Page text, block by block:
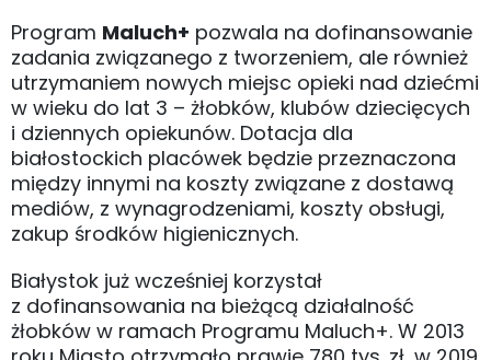
Program Maluch+ pozwala na dofinansowanie
zadania związanego z tworzeniem, ale również
utrzymaniem nowych miejsc opieki nad dziećmi
w wieku do lat 3 – żłobków, klubów dziecięcych
i dziennych opiekunów. Dotacja dla
białostockich placówek będzie przeznaczona
między innymi na koszty związane z dostawą
mediów, z wynagrodzeniami, koszty obsługi,
zakup środków higienicznych.
Białystok już wcześniej korzystał
z dofinansowania na bieżącą działalność
żłobków w ramach Programu Maluch+. W 2013